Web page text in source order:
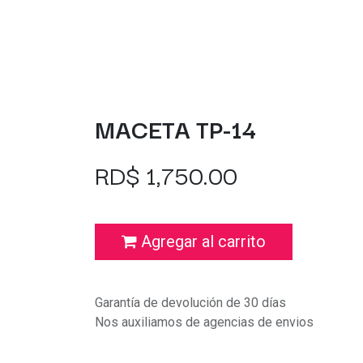
MACETA TP-14
RD$ 1,750.00
Agregar al carrito
Garantía de devolución de 30 días
Nos auxiliamos de agencias de envios